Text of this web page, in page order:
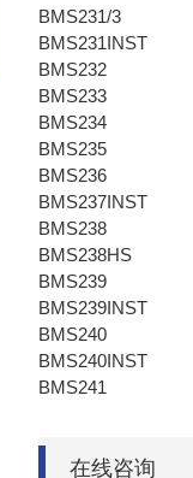
BMS231/3
BMS231INST
BMS232
BMS233
BMS234
BMS235
BMS236
BMS237INST
BMS238
BMS238HS
BMS239
BMS239INST
BMS240
BMS240INST
BMS241
在线咨询